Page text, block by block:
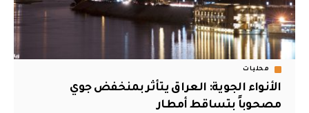
محليات
الأنواء الجوية: ‏العراق يتأثر بمنخفض جوي
مصحوباً بتساقط أمطار